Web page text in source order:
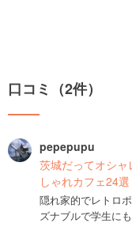
口コミ（2件）
pepepupu
茨城だってオシ
しゃれカフェ24選
隠れ家的でレトロ
ズナブルで学生に